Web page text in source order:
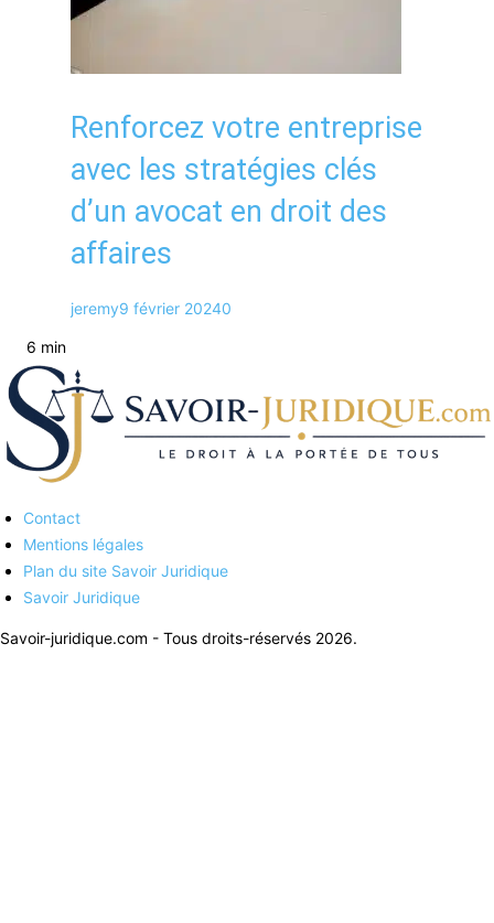
Renforcez votre entreprise
avec les stratégies clés
d’un avocat en droit des
affaires
jeremy9 février 20240
6 min
Savoirs juridiques
Contact
Mentions légales
Plan du site Savoir Juridique
Savoir Juridique
Savoir-juridique.com - Tous droits-réservés 2026.